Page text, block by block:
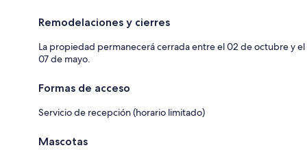
Remodelaciones y cierres
La propiedad permanecerá cerrada entre el 02 de octubre y el
07 de mayo.
Formas de acceso
Servicio de recepción (horario limitado)
Mascotas